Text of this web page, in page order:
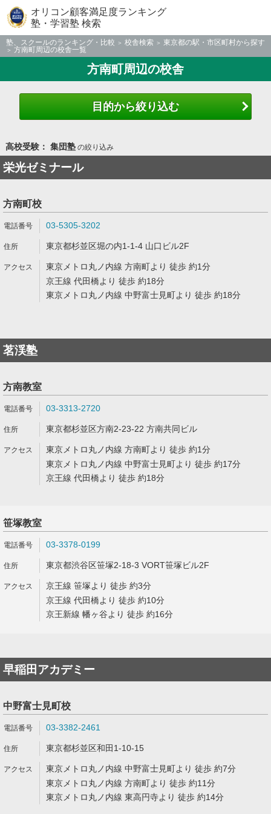
オリコン顧客満足度ランキング
塾・学習塾 検索
塾、スクールのランキング・比較 校舎検索
東京都の駅・市区町村から探す
方南町周辺の校舎一覧
方南町周辺の校舎
目的から絞り込む
高校受験： 集団塾の絞り込み
栄光ゼミナール
方南町校
03-5305-3202
東京都杉並区堀の内1-1-4 山口ビル2F
東京メトロ丸ノ内線 方南町より 徒歩 約1分
京王線 代田橋より 徒歩 約18分
東京メトロ丸ノ内線 中野富士見町より 徒歩 約18分
茗渓塾
方南教室
03-3313-2720
東京都杉並区方南2-23-22 方南共同ビル
東京メトロ丸ノ内線 方南町より 徒歩 約1分
東京メトロ丸ノ内線 中野富士見町より 徒歩 約17分
京王線 代田橋より 徒歩 約18分
笹塚教室
03-3378-0199
東京都渋谷区笹塚2-18-3 VORT笹塚ビル2F
京王線 笹塚より 徒歩 約3分
京王線 代田橋より 徒歩 約10分
京王新線 幡ヶ谷より 徒歩 約16分
早稲田アカデミー
中野富士見町校
03-3382-2461
東京都杉並区和田1-10-15
東京メトロ丸ノ内線 中野富士見町より 徒歩 約7分
東京メトロ丸ノ内線 方南町より 徒歩 約11分
東京メトロ丸ノ内線 東高円寺より 徒歩 約14分